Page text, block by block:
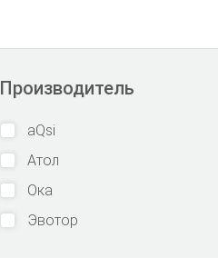
Производитель
aQsi
Атол
Ока
Эвотор